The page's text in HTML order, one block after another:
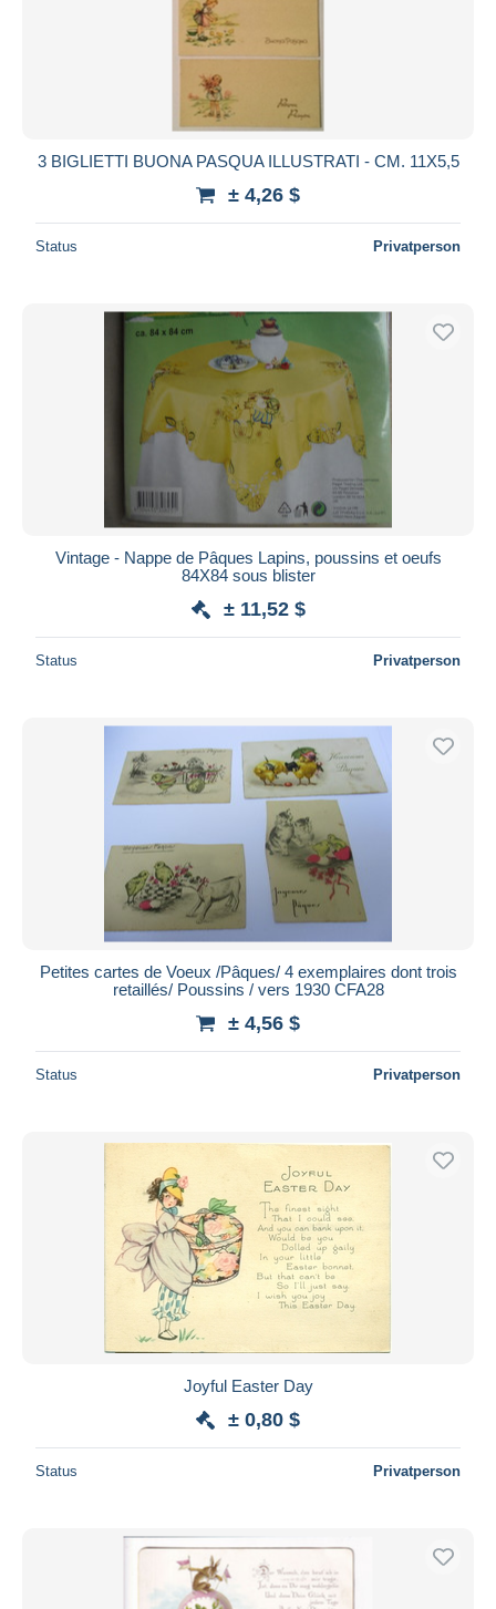
3 BIGLIETTI BUONA PASQUA ILLUSTRATI - CM. 11X5,5
± 4,26 $
Status Privatperson
Vintage - Nappe de Pâques Lapins, poussins et oeufs
84X84 sous blister
± 11,52 $
Status Privatperson
Petites cartes de Voeux /Pâques/ 4 exemplaires dont trois
retaillés/ Poussins / vers 1930 CFA28
± 4,56 $
Status Privatperson
Joyful Easter Day
± 0,80 $
Status Privatperson